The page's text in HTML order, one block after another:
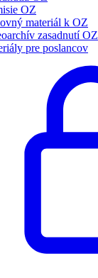
OZ
materiál k OZ
zasadnutí OZ
pre poslancov